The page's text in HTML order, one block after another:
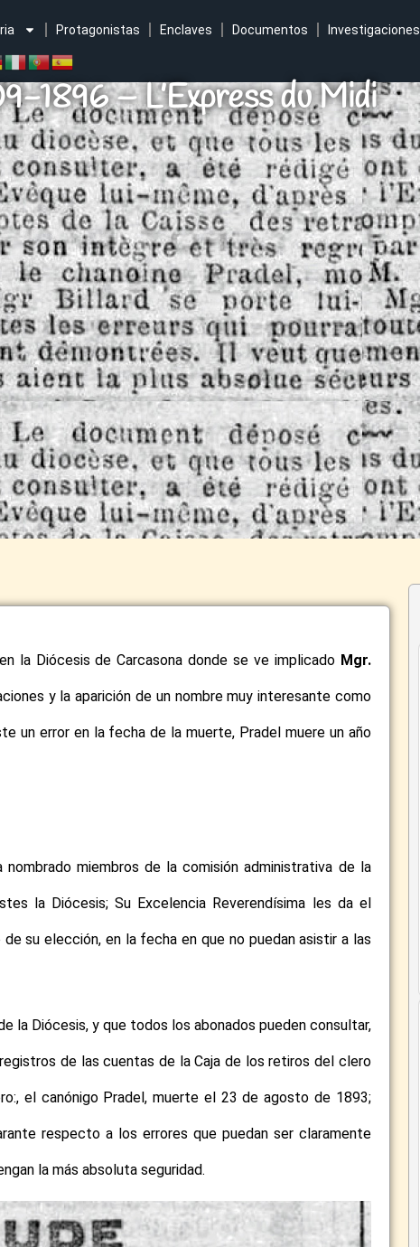
Protagonistas Enclaves Documentos Investigaciones
1896 – L’Express du Midi
la Diócesis de Carcasona donde se ve implicado Mgr.
y la aparición de un nombre muy interesante como
un error en la fecha de la muerte, Pradel muere un año
miembros de la comisión administrativa de la
la Diócesis; Su Excelencia Reverendísima les da el
su elección, en la fecha en que no puedan asistir a las
la Diócesis, y que todos los abonados pueden consultar,
de las cuentas de la Caja de los retiros del clero
el canónigo Pradel, muerte el 23 de agosto de 1893;
respecto a los errores que puedan ser claramente
la más absoluta seguridad.